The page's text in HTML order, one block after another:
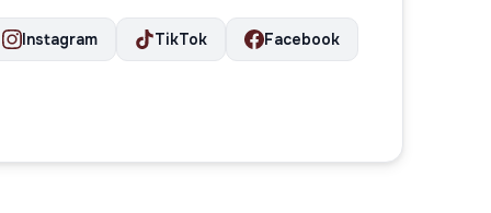
Instagram TikTok Facebook